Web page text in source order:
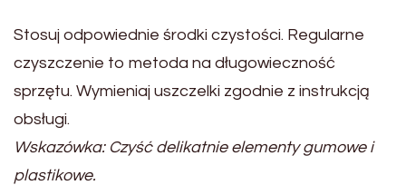
Stosuj odpowiednie środki czystości. Regularne
czyszczenie to metoda na długowieczność
sprzętu. Wymieniaj uszczelki zgodnie z instrukcją
obsługi.
Wskazówka: Czyść delikatnie elementy gumowe i
plastikowe.